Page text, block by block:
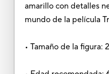
amarillo con detalles
mundo de la película
• Tamaño de la figura: